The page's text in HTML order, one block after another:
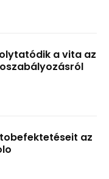
a vita az
az